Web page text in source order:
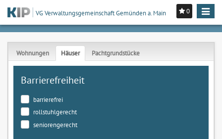
0
Toggle
VG Verwaltungsgemeinschaft Gemünden a. Main
Wohnungen Häuser Pachtgrundstücke
Barrierefreiheit
barrierefrei
rollstuhlgerecht
seniorengerecht